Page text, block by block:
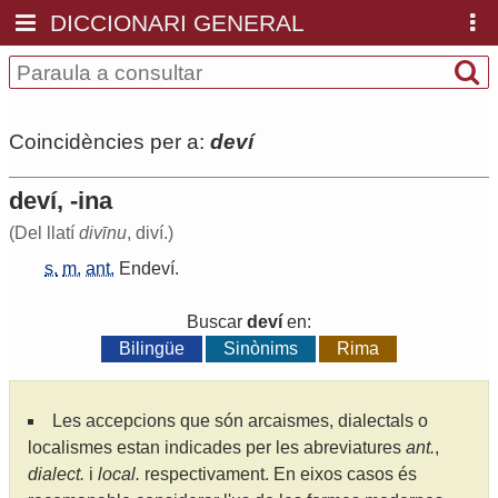
DICCIONARI GENERAL
Coincidències per a: deví
deví, -ina
(Del llatí divīnu, diví.)
s. m. ant. Endeví.
Buscar deví en:
Bilingüe
Sinònims Rima
Les accepcions que són arcaismes, dialectals o
localismes estan indicades per les abreviatures ant.,
dialect. i local. respectivament. En eixos casos és